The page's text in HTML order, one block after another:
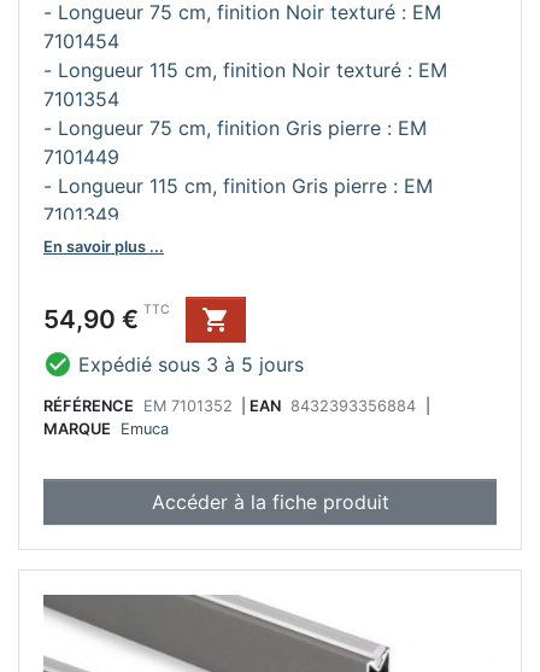
- Longueur 75 cm, finition Noir texturé : EM
7101454
- Longueur 115 cm, finition Noir texturé : EM
7101354
- Longueur 75 cm, finition Gris pierre : EM
7101449
- Longueur 115 cm, finition Gris pierre : EM
7101349
En savoir plus ...
Prix
54,90 € TTC

 Expédié sous 3 à 5 jours
RÉFÉRENCE EM 7101352 EAN 8432393356884
MARQUE
Emuca
Accéder à la fiche produit